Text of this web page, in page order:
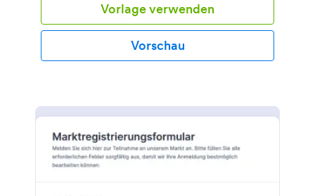
Vorlage verwenden
Vorschau